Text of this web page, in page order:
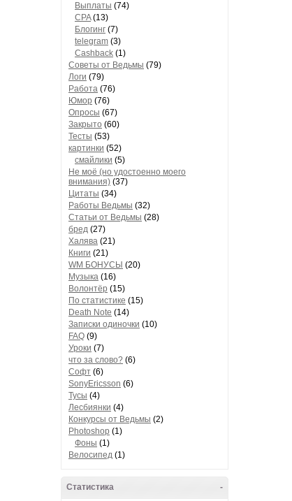
Выплаты (74)
CPA(13)
Блогинг (7)
telegram (3)
Cashback (1)
Советы от Ведьмы (79)
Логи (79)
Работа (76)
Юмор (76)
Опросы (67)
Закрыто (60)
Тесты (53)
картинки (52)
смайлики (5)
Не моё (но удостоенно моего
внимания) (37)
Цитаты (34)
Работы Ведьмы (32)
Статьи от Ведьмы (28)
бред (27)
Халява (21)
Книги (21)
WM БОНУСЫ (20)
Музыка (16)
Волонтёр (15)
По статистике (15)
Death Note (14)
Записки одиночки (10)
FAQ (9)
Уроки (7)
что за слово? (6)
Софт (6)
SonyEricsson (6)
Тусы (4)
Лесбиянки (4)
Конкурсы от Ведьмы (2)
Photoshop (1)
Фоны (1)
Велосипед (1)
-
Статистика